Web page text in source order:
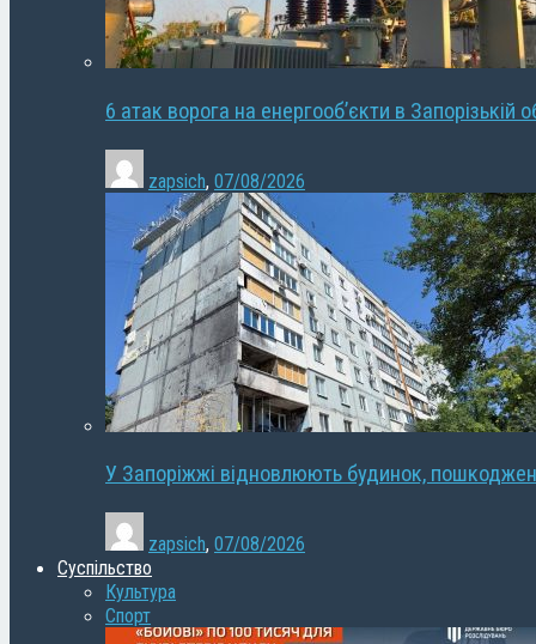
6 атак ворога на енергооб’єкти в Запорізькій
zapsich, 07/08/2026
У Запоріжжі відновлюють будинок,
zapsich, 07/08/2026
Суспільство
Культура
Спорт